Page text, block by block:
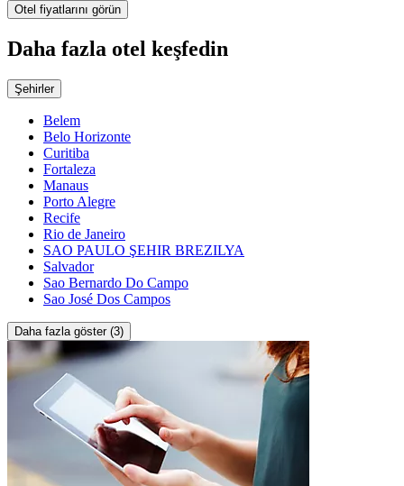
Otel fiyatlarını görün
Daha fazla otel keşfedin
Şehirler
Belem
Belo Horizonte
Curitiba
Fortaleza
Manaus
Porto Alegre
Recife
Rio de Janeiro
SAO PAULO ŞEHIR BREZILYA
Salvador
Sao Bernardo Do Campo
Sao José Dos Campos
Daha fazla göster (3)